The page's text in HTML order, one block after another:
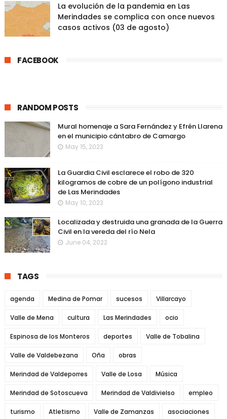
La evolución de la pandemia en Las
Merindades se complica con once nuevos
casos activos (03 de agosto)
FACEBOOK
RANDOM POSTS
Mural homenaje a Sara Fernández y Efrén Llarena
en el municipio cántabro de Camargo
May 15, 2023
La Guardia Civil esclarece el robo de 320
kilogramos de cobre de un polígono industrial
de Las Merindades
May 10, 2023
Localizada y destruida una granada de la Guerra
Civil en la vereda del río Nela
June 04, 2022
TAGS
agenda Medina de Pomar sucesos Villarcayo
Valle de Mena cultura Las Merindades ocio
Espinosa de los Monteros deportes Valle de Tobalina
Valle de Valdebezana Oña obras
Merindad de Valdeporres Valle de Losa Música
Merindad de Sotoscueva Merindad de Valdivielso empleo
turismo Atletismo Valle de Zamanzas asociaciones